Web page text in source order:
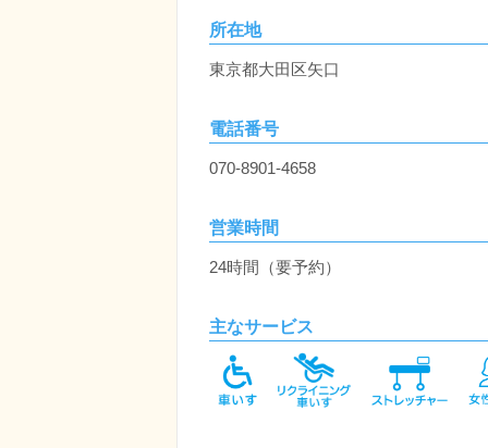
所在地
東京都大田区矢口
電話番号
070-8901-4658
営業時間
24時間（要予約）
主なサービス